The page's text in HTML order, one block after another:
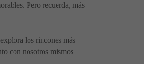
Pero recuerda, más
los rincones más
con nosotros mismos